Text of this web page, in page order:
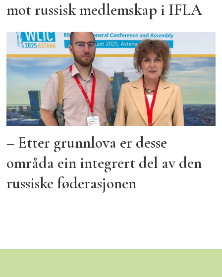
mot russisk medlemskap i IFLA
– Etter grunnlova er desse
områda ein integrert del av den
russiske føderasjonen